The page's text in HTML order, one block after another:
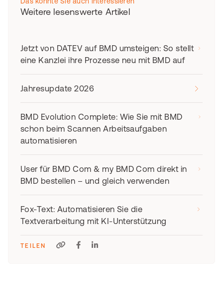
Weitere lesenswerte Artikel
Jetzt von DATEV auf BMD umsteigen: So stellt
eine Kanzlei ihre Prozesse neu mit BMD auf
Jahresupdate 2026
BMD Evolution Complete: Wie Sie mit BMD
schon beim Scannen Arbeitsaufgaben
automatisieren
User für BMD Com & my BMD Com direkt in
BMD bestellen – und gleich verwenden
Fox-Text: Automatisieren Sie die
Textverarbeitung mit KI-Unterstützung
TEILEN